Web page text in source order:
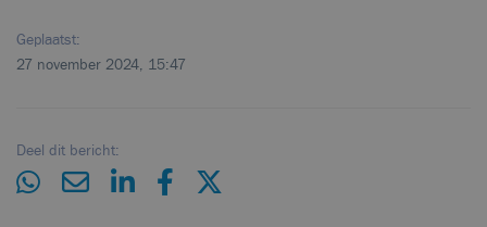
Geplaatst:
27 november 2024, 15:47
Deel dit bericht: